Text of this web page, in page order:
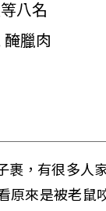
八名
醃臘肉
裹，有很多人
原來是被老鼠